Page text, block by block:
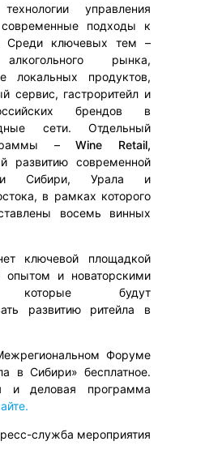
управления
подходы к
Среди ключевых тем –
рынка,
локальных продуктов,
сервис, гастроритейл и
брендов в
сети. Отдельный
–Wine Retail,
развитию современной
Сибири, Урала и
в рамках которого
восемь винных
ключевой площадкой
опытом и новаторскими
которые будут
развитию ритейла в
Форуме
в Сибири» бесплатное.
и деловая программа
служба мероприятия